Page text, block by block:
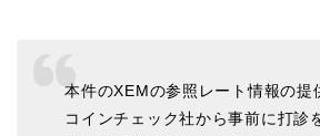
本件のXEMの参照レート情報の提
コインチェック社から事前に打診